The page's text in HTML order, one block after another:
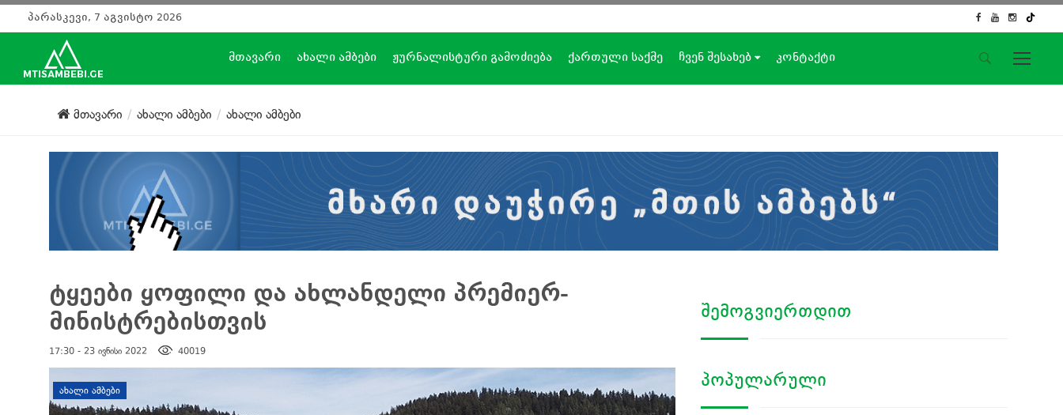
საიტის მენიუ
ჟურნალისტური გამოძიება
ქართული საქმე
ჩვენ შესახებ
კონტაქტი
პარასკევი, 7 აგვისტო 2026
მთავარი ახალი ამბები ჟურნალისტური გამოძიება ქართული საქმე ჩვენ შესახებ კონტაქტი
მთავარი ახალი ამბები ახალი ამბები
ტყეები ყოფილი და ახლანდელი პრემიერ-
მინისტრებისთვის
17:30 - 23 ივნისი 2022 40019
ᲐᲮᲐᲚᲘ ᲐᲛᲑᲔᲑᲘ
ᲨᲔᲛᲝᲒᲕᲘᲔᲠᲗᲓᲘᲗ
ᲞᲝᲞᲣᲚᲐᲠᲣᲚᲘ